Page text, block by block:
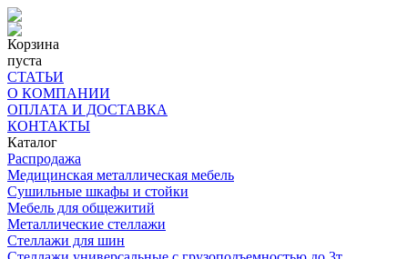
Корзина
пуста
СТАТЬИ
О КОМПАНИИ
ОПЛАТА И ДОСТАВКА
КОНТАКТЫ
Каталог
Распродажа
Медицинская металлическая мебель
Сушильные шкафы и стойки
Мебель для общежитий
Металлические стеллажи
Стеллажи для шин